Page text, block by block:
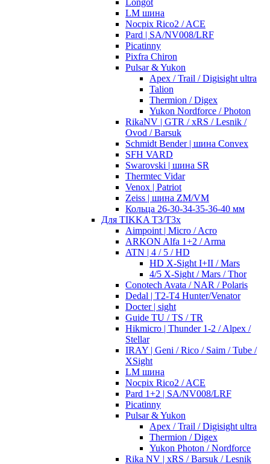
Longot
LM шина
Nocpix Rico2 / ACE
Pard | SA/NV008/LRF
Picatinny
Pixfra Chiron
Pulsar & Yukon
Apex / Trail / Digisight ultra
Talion
Thermion / Digex
Yukon Nordforce / Photon
RikaNV | GTR / xRS / Lesnik /
Ovod / Barsuk
Schmidt Bender | шина Convex
SFH VARD
Swarovski | шина SR
Thermtec Vidar
Venox | Patriot
Zeiss | шина ZM/VM
Кольца 26-30-34-35-36-40 мм
Для TIKKA T3/T3x
Aimpoint | Micro / Acro
ARKON Alfa 1+2 / Arma
ATN | 4 / 5 / HD
HD X-Sight I+II / Mars
4/5 X-Sight / Mars / Thor
Conotech Avata / NAR / Polaris
Dedal | T2-T4 Hunter/Venator
Docter | sight
Guide TU / TS / TR
Hikmicro | Thunder 1-2 / Alpex /
Stellar
IRAY | Geni / Rico / Saim / Tube /
XSight
LM шина
Nocpix Rico2 / ACE
Pard 1+2 | SA/NV008/LRF
Picatinny
Pulsar & Yukon
Apex / Trail / Digisight ultra
Thermion / Digex
Yukon Photon / Nordforce
Rika NV | xRS / Barsuk / Lesnik